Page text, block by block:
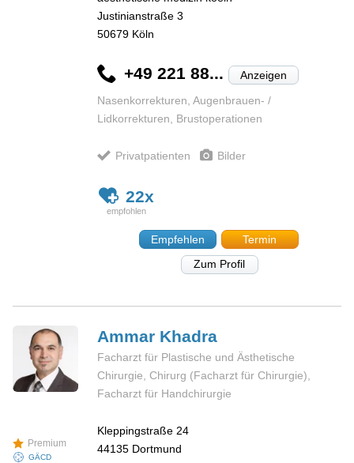
Justinianstraße 3
50679 Köln
+49 221 88... Anzeigen
Nasenkorrekturen, Augenbrauen- /
Lidkorrekturen, Brustoperationen
Privatpatienten Bilder
22x
Empfehlen
Termin
Zum Profil
Premium
GÄCD
Ammar Khadra
Facharzt für Plastische und Ästhetische
Chirurgie, Chirurg (Facharzt für Chirurgie),
Facharzt für Handchirurgie
Kleppingstraße 24
44135 Dortmund